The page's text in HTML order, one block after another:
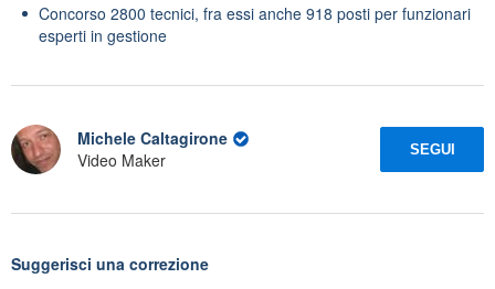
Concorso 2800 tecnici, fra essi anche 918 posti per funzionari
esperti in gestione
Michele Caltagirone
Video Maker
SEGUI
Suggerisci una correzione